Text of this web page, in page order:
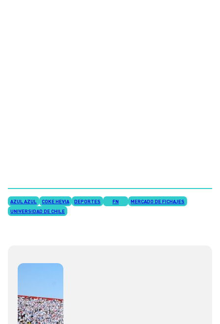
AZUL AZUL COKE HEVIA DEPORTES FN
MERCADO DE FICHAJES
UNIVERSIDAD DE CHILE